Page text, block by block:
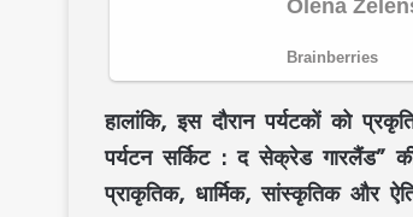
हालांकि, इस दौरान पर्यटकों को
पर्यटन सर्किट : द सेक्रेड गारलैंड”
प्राकृतिक, धार्मिक, सांस्कृतिक और